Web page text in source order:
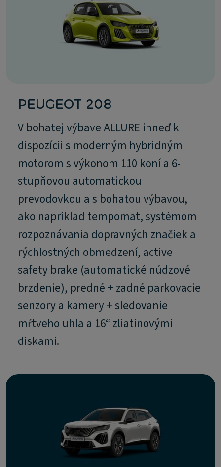
PEUGEOT 208
V bohatej výbave ALLURE ihneď k
dispozícii s moderným hybridným
motorom s výkonom 110 koní a 6-
stupňovou automatickou
prevodovkou a s bohatou výbavou,
ako napríklad tempomat, systémom
rozpoznávania dopravných značiek a
rýchlostných obmedzení, active
safety brake (automatické núdzové
brzdenie), predné + zadné parkovacie
senzory a kamery + sledovanie
mŕtveho uhla a 16“ zliatinovými
diskami.